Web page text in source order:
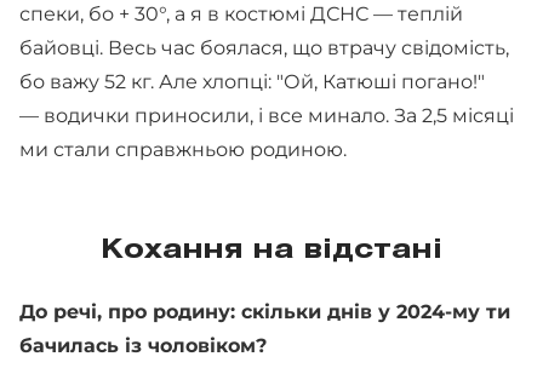
спеки, бо + 30°, а я в костюмі ДСНС — теплій
байовці. Весь час боялася, що втрачу свідомість,
бо важу 52 кг. Але хлопці: "Ой, Катюші погано!"
— водички приносили, і все минало. За 2,5 місяці
ми стали справжньою родиною.
Кохання на відстані
До речі, про родину: скільки днів у 2024-му ти
бачилась із чоловіком?